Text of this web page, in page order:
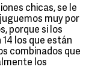
chicas, se le
muy por
porque si los
los que están
combinados que
los